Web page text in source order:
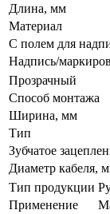
Длина, мм
Материал
С полем для
Надпись/
Прозрачный
Способ монтажа
Ширина, мм
Тип
Зубчатое
Диаметр кабеля,
Тип продукции
Применение